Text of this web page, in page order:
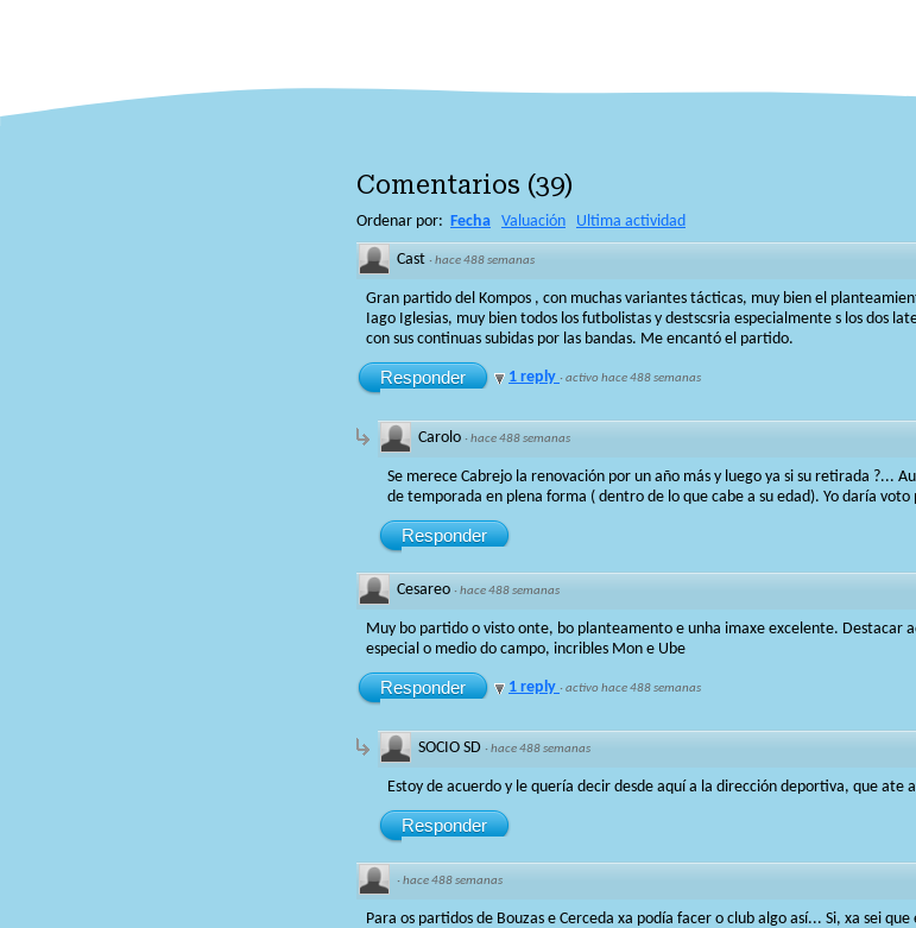
Comentarios (39)
Ordenar por: Fecha Valuación Ultima actividad
Cast ·hace 488 semanas
Gran partido del Kompos , con muchas variantes tácticas, muy bien el
Iago Iglesias, muy bien todos los futbolistas y destscsria especialmente s los dos
con sus continuas subidas por las bandas. Me encantó el partido.
Responder 1 reply ·activo hace 488 semanas
Carolo ·hace 488 semanas
Se merece Cabrejo la renovación por un año más y luego ya si su retirada ?...
de temporada en plena forma ( dentro de lo que cabe a su edad). Yo daría voto
Responder
Cesareo ·hace 488 semanas
Muy bo partido o visto onte, bo planteamento e unha imaxe excelente. Destacar
especial o medio do campo, incribles Mon e Ube
Responder 1 reply ·activo hace 488 semanas
SOCIO SD ·hace 488 semanas
Estoy de acuerdo y le quería decir desde aquí a la dirección deportiva, que ate
Responder
·hace 488 semanas
Para os partidos de Bouzas e Cerceda xa podía facer o club algo así... Si, xa sei